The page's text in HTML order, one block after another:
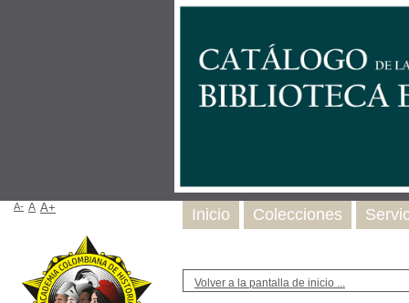
Volver a la pantalla de inicio ...
Inicio Colecciones
A- A A+